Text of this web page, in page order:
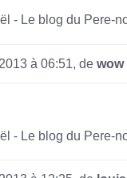
- Le blog du Pere-
à 06:51, de wow
- Le blog du Pere-